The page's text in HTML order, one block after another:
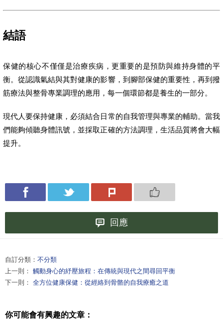
結語
保健的核心不僅僅是治療疾病，更重要的是預防與維持身體的平
衡。從認識氣結與其對健康的影響，到腳部保健的重要性，再到撥
筋療法與整骨專業調理的應用，每一個環節都是養生的一部分。
現代人要保持健康，必須結合日常的自我管理與專業的輔助。當我
們能夠傾聽身體訊號，並採取正確的方法調理，生活品質將會大幅
提升。
回應
自訂分類： 不分類
上一則： 觸動身心的紓壓旅程：在傳統與現代之間尋回平衡
下一則： 全方位健康保健：從經絡到骨骼的自我療癒之道
你可能會有興趣的文章：